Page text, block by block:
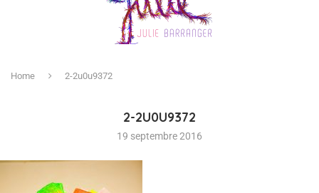
Home 2-2u0u9372
2-2U0U9372
19 septembre 2016